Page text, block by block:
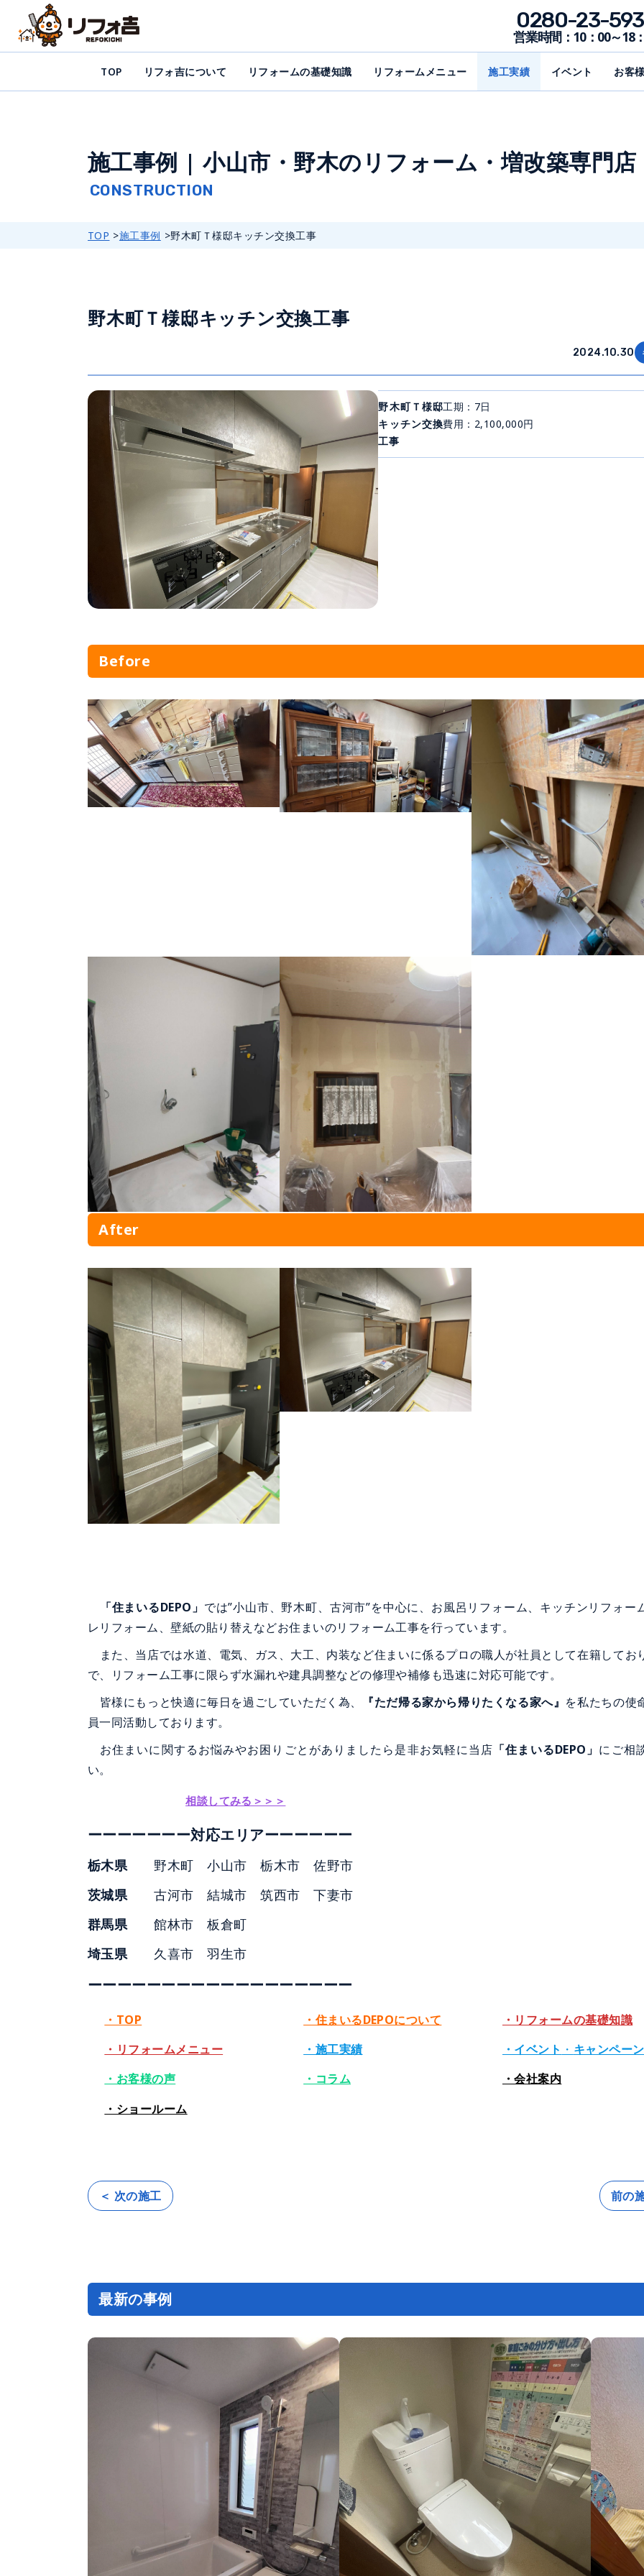
0280-23-
営業時間：10：00～18
TOP リフォ吉について リフォームの基礎知識 リフォームメニュー 施工実績 イベント お客
施工事例 | 小山市・野木のリフォーム・増改築専門
TOP 施工事例 野木町Ｔ様邸キッチン交換工事
野木町Ｔ様邸キッチン交換工事
2024.10.30
野木町Ｔ様邸
キッチン交換
工事
工期：7日
費用：2,100,000円
Before
After
「住まいるDEPO」 では”小山市、野木町、古河市”を中心に、お風呂リフォーム、キッチンリフォー
レリフォーム、壁紙の貼り替えなどお住まいのリフォーム工事を行っています。
また、当店では水道、電気、ガス、大工、内装など住まいに係るプロの職人が社員として在籍してお
で、リフォーム工事に限らず水漏れや建具調整などの修理や補修も迅速に対応可能です。
皆様にもっと快適に毎日を過ごしていただく為、
『ただ帰る家から帰りたくなる家へ』 を私たちの使
員一同活動しております。
お住まいに関するお悩みやお困りごとがありましたら是非お気軽に当店 「住まいるDEPO」 にご相
い。
相談してみる＞＞＞
ーーーーーーー対応エリアーーーーーー
栃木県野木町 小山市 栃木市 佐野市
茨城県古河市 結城市 筑西市 下妻市
群馬県館林市 板倉町
埼玉県久喜市 羽生市
ーーーーーーーーーーーーーーーーーー
・TOP ・住まいるDEPOについて
・リフォームの基礎知識
・リフォームメニュー
・施工実績 ・イベント ・ キャンペーン
・お客様の声
・コラム
・会社案内
・ショールーム
投
稿
ョ
＜ 次の施工 前の
最新の事例